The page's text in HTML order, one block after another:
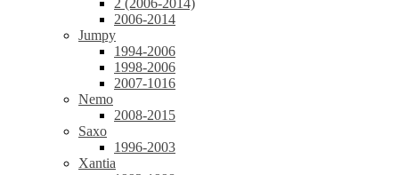
2 (2006-2014)
2006-2014
Jumpy
1994-2006
1998-2006
2007-1016
Nemo
2008-2015
Saxo
1996-2003
Xantia